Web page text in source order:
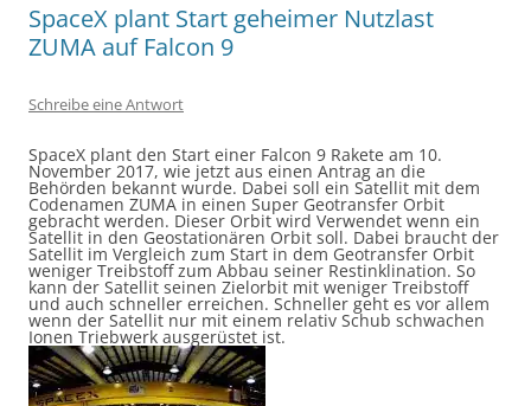
SpaceX plant Start geheimer Nutzlast
ZUMA auf Falcon 9
Schreibe eine Antwort
SpaceX plant den Start einer Falcon 9 Rakete am 10.
November 2017, wie jetzt aus einen Antrag an die
Behörden bekannt wurde. Dabei soll ein Satellit mit dem
Codenamen ZUMA in einen Super Geotransfer Orbit
gebracht werden. Dieser Orbit wird Verwendet wenn ein
Satellit in den Geostationären Orbit soll. Dabei braucht der
Satellit im Vergleich zum Start in dem Geotransfer Orbit
weniger Treibstoff zum Abbau seiner Restinklination. So
kann der Satellit seinen Zielorbit mit weniger Treibstoff
und auch schneller erreichen. Schneller geht es vor allem
wenn der Satellit nur mit einem relativ Schub schwachen
Ionen Triebwerk ausgerüstet ist.